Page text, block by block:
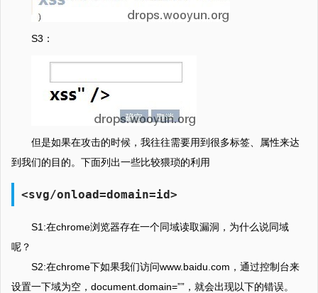
S3：
但是如果在攻击的时候，我往往需要用到很多标签、属性来达
到我们的目的。下面列出一些比较猥琐的利用
<svg/onload=domain=id>
S1:在chrome浏览器存在一个同域读取漏洞，为什么说同域
呢？
S2:在chrome下如果我们访问www.baidu.com，通过控制台来
设置一下域为空，document.domain=””，就会出现以下的错误。